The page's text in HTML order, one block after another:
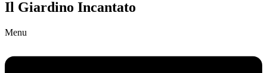
Il Giardino Incantato
Menu